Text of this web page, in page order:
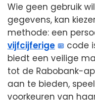
Wie geen gebruik
gegevens, kan
methode: een
vijfcijferige
code
biedt een veilige
tot de Rabobank-
aan te bieden,
voorkeuren van